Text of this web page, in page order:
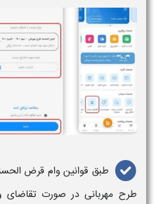
طبق قوانینوام قرض
طرح مهربانی در صورت تقاضای